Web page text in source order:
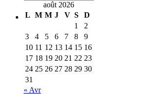
août 2026
L M M J V S
D
1
2
3
4 5 6 7 8
9
10 11 12 13 14 15 16
17 18 19 20 21 22 23
24 25 26 27 28 29 30
31
« Avr